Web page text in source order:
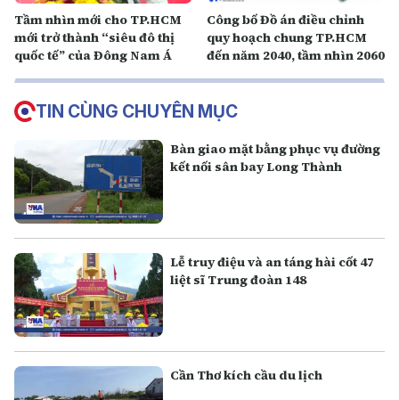
Tầm nhìn mới cho TP.HCM
mới trở thành “siêu đô thị
quốc tế” của Đông Nam Á
Công bố Đồ án điều chỉnh
quy hoạch chung TP.HCM
đến năm 2040, tầm nhìn 2060
TIN CÙNG CHUYÊN MỤC
Bàn giao mặt bằng phục vụ đường
kết nối sân bay Long Thành
Lễ truy điệu và an táng hài cốt 47
liệt sĩ Trung đoàn 148
Cần Thơ kích cầu du lịch